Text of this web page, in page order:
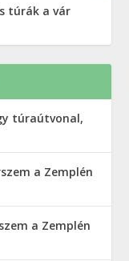
túrák a vár
túraútvonal,
a Zemplén
a Zemplén